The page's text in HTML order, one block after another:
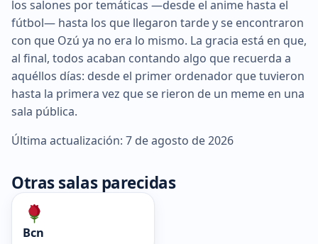
los salones por temáticas —desde el anime hasta el
fútbol— hasta los que llegaron tarde y se encontraron
con que Ozú ya no era lo mismo. La gracia está en que,
al final, todos acaban contando algo que recuerda a
aquéllos días: desde el primer ordenador que tuvieron
hasta la primera vez que se rieron de un meme en una
sala pública.
Última actualización: 7 de agosto de 2026
Otras salas parecidas
Bcn